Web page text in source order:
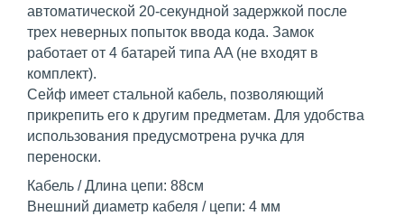
автоматической 20-секундной задержкой после
трех неверных попыток ввода кода. Замок
работает от 4 батарей типа AA (не входят в
комплект).
Сейф имеет стальной кабель, позволяющий
прикрепить его к другим предметам. Для удобства
использования предусмотрена ручка для
переноски.
Кабель / Длина цепи: 88см
Внешний диаметр кабеля / цепи: 4 мм